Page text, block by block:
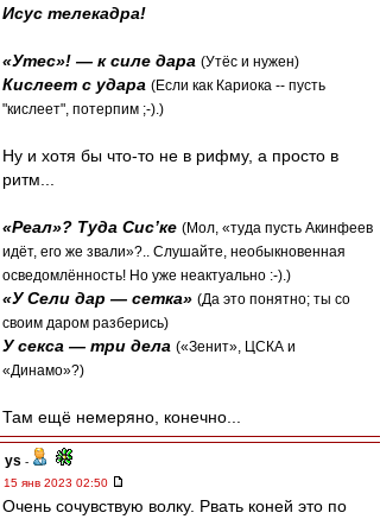
Исус телекадра!
«Утес»! — к силе дара (Утёс и нужен)
Кислеет с удара (Если как Кариока -- пусть
"кислеет", потерпим ;-).)
Ну и хотя бы что-то не в рифму, а просто в
ритм...
«Реал»? Туда Сис’ке (Мол, «туда пусть Акинфеев
идёт, его же звали»?.. Слушайте, необыкновенная
осведомлённость! Но уже неактуально :-).)
«У Сели дар — сетка» (Да это понятно; ты со
своим даром разберись)
У секса — три дела («Зенит», ЦСКА и
«Динамо»?)
Там ещё немеряно, конечно...
ys -
15 янв 2023 02:50
Очень сочувствую волку. Рвать коней это по